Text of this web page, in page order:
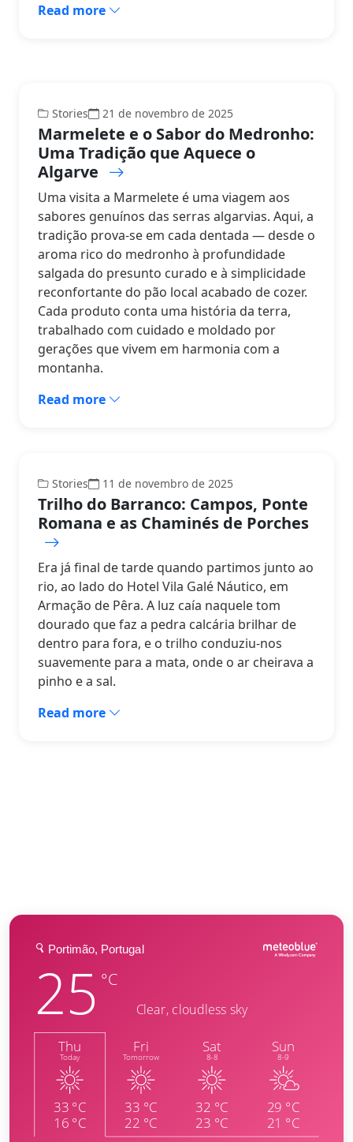
Read more
Stories 21 de novembro de 2025
Marmelete e o Sabor do Medronho:
Uma Tradição que Aquece o
Algarve
Uma visita a Marmelete é uma viagem aos
sabores genuínos das serras algarvias. Aqui, a
tradição prova-se em cada dentada — desde o
aroma rico do medronho à profundidade
salgada do presunto curado e à simplicidade
reconfortante do pão local acabado de cozer.
Cada produto conta uma história da terra,
trabalhado com cuidado e moldado por
gerações que vivem em harmonia com a
montanha.
Read more
Stories 11 de novembro de 2025
Trilho do Barranco: Campos, Ponte
Romana e as Chaminés de Porches
Era já final de tarde quando partimos junto ao
rio, ao lado do Hotel Vila Galé Náutico, em
Armação de Pêra. A luz caía naquele tom
dourado que faz a pedra calcária brilhar de
dentro para fora, e o trilho conduziu-nos
suavemente para a mata, onde o ar cheirava a
pinho e a sal.
Read more